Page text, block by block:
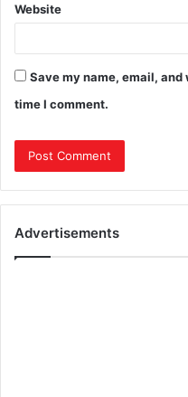
Website
Save my name, email,
time I comment.
Advertisements